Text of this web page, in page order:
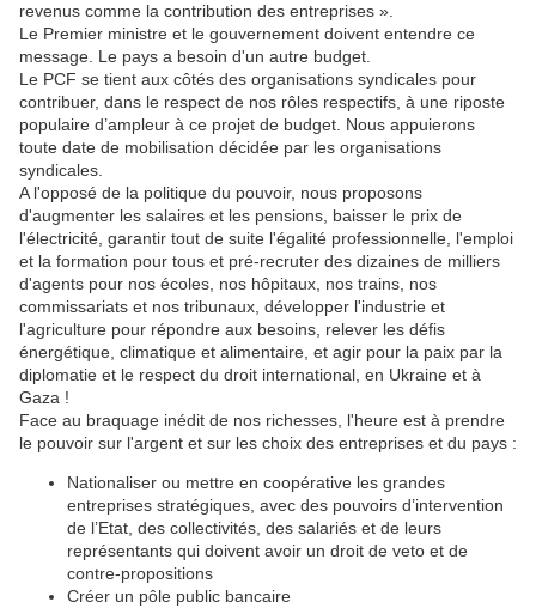
revenus comme la contribution des entreprises ».
Le Premier ministre et le gouvernement doivent entendre ce
message. Le pays a besoin d'un autre budget.
Le PCF se tient aux côtés des organisations syndicales pour
contribuer, dans le respect de nos rôles respectifs, à une riposte
populaire d’ampleur à ce projet de budget. Nous appuierons
toute date de mobilisation décidée par les organisations
syndicales.
A l'opposé de la politique du pouvoir, nous proposons
d'augmenter les salaires et les pensions, baisser le prix de
l'électricité, garantir tout de suite l'égalité professionnelle, l'emploi
et la formation pour tous et pré-recruter des dizaines de milliers
d'agents pour nos écoles, nos hôpitaux, nos trains, nos
commissariats et nos tribunaux, développer l'industrie et
l'agriculture pour répondre aux besoins, relever les défis
énergétique, climatique et alimentaire, et agir pour la paix par la
diplomatie et le respect du droit international, en Ukraine et à
Gaza !
Face au braquage inédit de nos richesses, l'heure est à prendre
le pouvoir sur l'argent et sur les choix des entreprises et du pays :
Nationaliser ou mettre en coopérative les grandes
entreprises stratégiques, avec des pouvoirs d’intervention
de l’Etat, des collectivités, des salariés et de leurs
représentants qui doivent avoir un droit de veto et de
contre-propositions
Créer un pôle public bancaire